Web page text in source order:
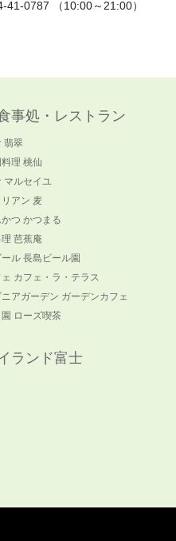
41-0787 （10:00～21:00）
事処・レストラン
翡翠
理 桃仙
マルセイユ
リアン 麦
かつ かつまる
芭蕉庵
ル 長島ビール園
ェ カフェ・ラ・テラス
アガーデン ガーデンカフェ
ローズ喫茶
ランド富士